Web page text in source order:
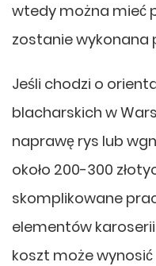
wtedy można mieć
zostanie wykonana
Jeśli chodzi o
blacharskich w
naprawę rys lub
około 200-300
skomplikowane
elementów
koszt może